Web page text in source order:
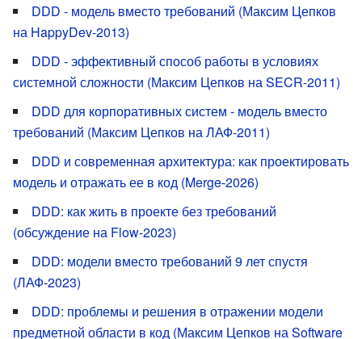
DDD - модель вместо требований (Максим Цепков
на HappyDev-2013)
DDD - эффективный способ работы в условиях
системной сложности (Максим Цепков на SECR-2011)
DDD для корпоративных систем - модель вместо
требований (Максим Цепков на ЛАФ-2011)
DDD и современная архитектура: как проектировать
модель и отражать ее в код (Merge-2026)
DDD: как жить в проекте без требований
(обсуждение на Flow-2023)
DDD: модели вместо требований 9 лет спустя
(ЛАФ-2023)
DDD: проблемы и решения в отражении модели
предметной области в код (Максим Цепков на Software